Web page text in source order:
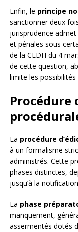
Enfin, le principe
sanctionner deux
jurisprudence
et pénales sous
de la CEDH du 4
de cette question,
limite les
Procédure
La procédure
à un formalisme
administrés. Cette
phases distinctes,
jusqu’à la
La phase
manquement,
assermentés dotés